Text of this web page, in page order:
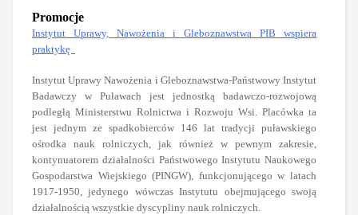
Promocje
Instytut Uprawy, Nawożenia i Gleboznawstwa PIB wspiera
praktykę
Instytut Uprawy Nawożenia i Gleboznawstwa-Państwowy Instytut
Badawczy w Puławach jest jednostką badawczo-rozwojową
podległą Ministerstwu Rolnictwa i Rozwoju Wsi. Placówka ta
jest jednym ze spadkobierców 146 lat tradycji puławskiego
ośrodka nauk rolniczych, jak również w pewnym zakresie,
kontynuatorem działalności Państwowego Instytutu Naukowego
Gospodarstwa Wiejskiego (PINGW), funkcjonującego w latach
1917-1950, jedynego wówczas Instytutu obejmującego swoją
działalnością wszystkie dyscypliny nauk rolniczych.